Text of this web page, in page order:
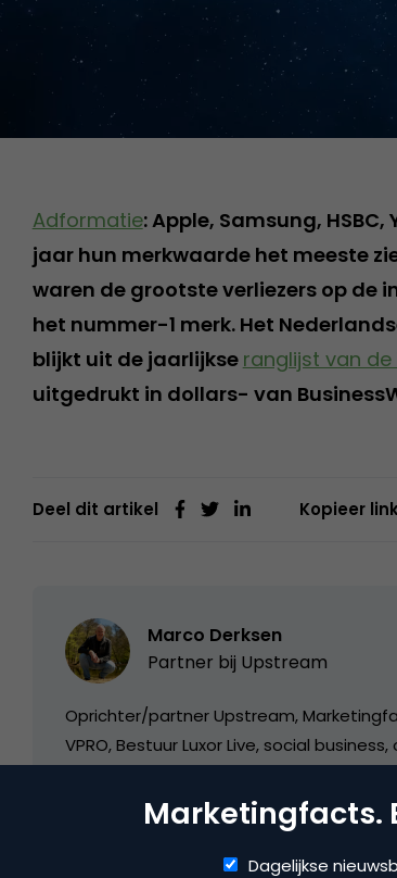
Adformatie: Apple, Samsung,
jaar hun merkwaarde het meeste
waren de grootste verliezers op
het nummer-1 merk. Het
blijkt uit de jaarlijkse ranglijst van
uitgedrukt in dollars- van
Deel dit artikel Kopieer
Marco Derksen
Partner bij Upstream
Oprichter/partner Upstream,
VPRO, Bestuur Luxor Live, social
Marketingfacts.
Dagelijkse